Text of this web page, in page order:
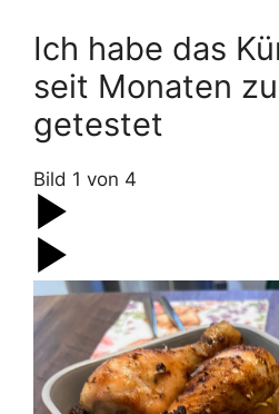
Ich habe das
seit Monaten
getestet
Bild 1 von 4